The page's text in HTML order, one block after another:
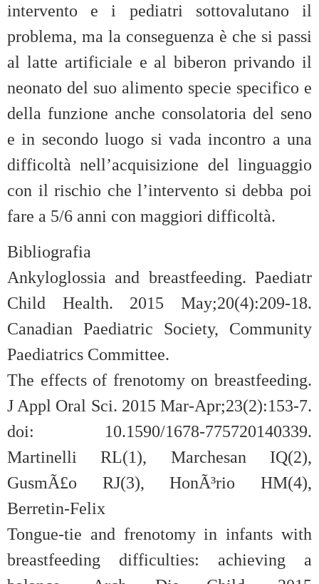
intervento e i pediatri sottovalutano il
problema, ma la conseguenza è che si passi
al latte artificiale e al biberon privando il
neonato del suo alimento specie specifico e
della funzione anche consolatoria del seno
e in secondo luogo si vada incontro a una
difficoltà nell’acquisizione del linguaggio
con il rischio che l’intervento si debba poi
fare a 5/6 anni con maggiori difficoltà.
Bibliografia
Ankyloglossia and breastfeeding. Paediatr
Child Health. 2015 May;20(4):209-18.
Canadian Paediatric Society, Community
Paediatrics Committee.
The effects of frenotomy on breastfeeding.
J Appl Oral Sci. 2015 Mar-Apr;23(2):153-7.
doi: 10.1590/1678-775720140339.
Martinelli RL(1), Marchesan IQ(2),
GusmÃ£o RJ(3), HonÃ³rio HM(4),
Berretin-Felix
Tongue-tie and frenotomy in infants with
breastfeeding difficulties: achieving a